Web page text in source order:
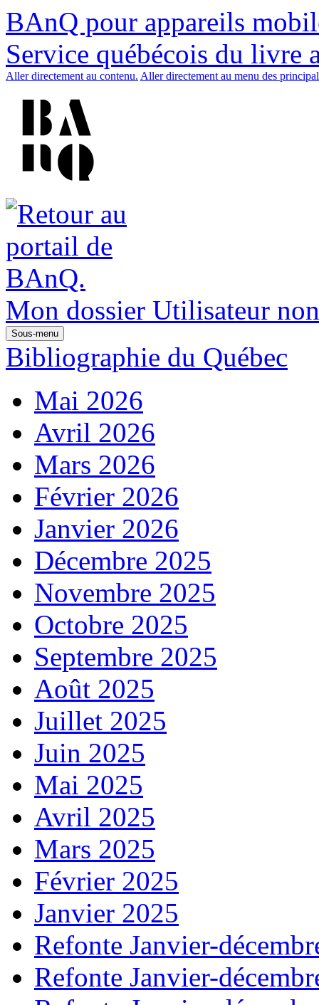
BAnQ pour appareils
Service québécois du livre
Aller directement au contenu. Aller directement au menu des
Mon dossier Utilisateur
Sous-menu
Bibliographie du Québec
Mai 2026
Avril 2026
Mars 2026
Février 2026
Janvier 2026
Décembre 2025
Novembre 2025
Octobre 2025
Septembre 2025
Août 2025
Juillet 2025
Juin 2025
Mai 2025
Avril 2025
Mars 2025
Février 2025
Janvier 2025
Refonte Janvier-
Refonte Janvier-